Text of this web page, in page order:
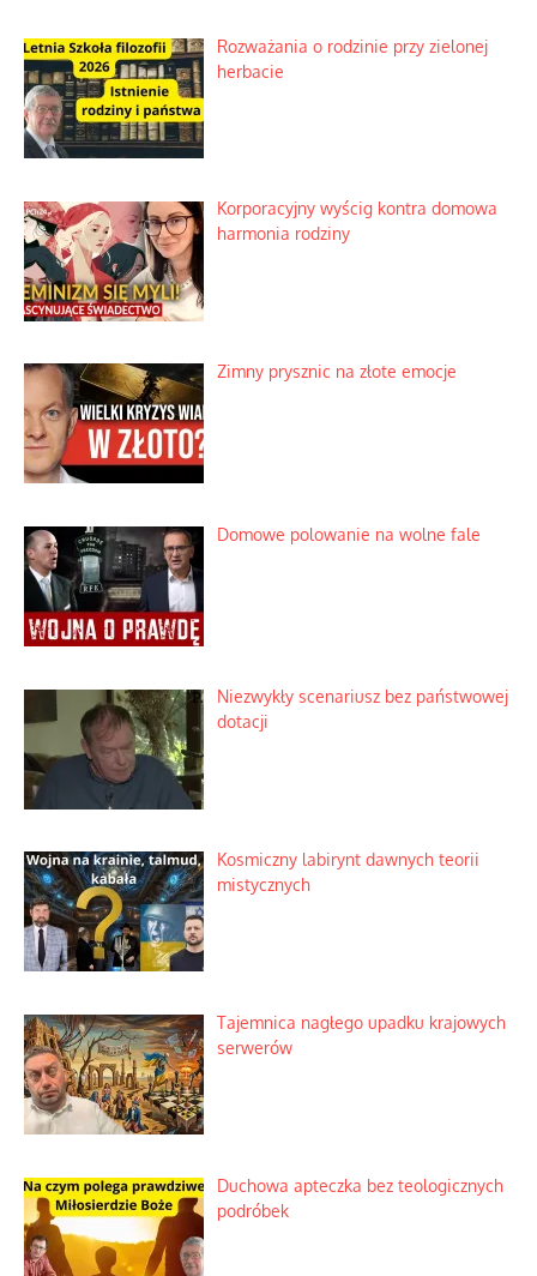
Rozważania o rodzinie przy zielonej
herbacie
Korporacyjny wyścig kontra domowa
harmonia rodziny
Zimny prysznic na złote emocje
Domowe polowanie na wolne fale
Niezwykły scenariusz bez państwowej
dotacji
Kosmiczny labirynt dawnych teorii
mistycznych
Tajemnica nagłego upadku krajowych
serwerów
Duchowa apteczka bez teologicznych
podróbek